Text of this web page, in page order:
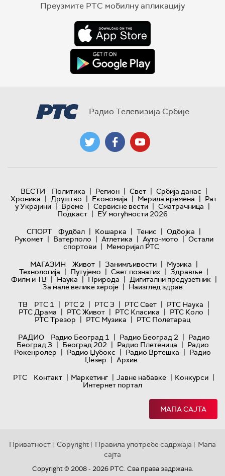
Преузмите РТС мобилну апликацију
Радио Телевизија Србије
ВЕСТИ Политика | Регион | Свет | Србија данас |
Хроника | Друштво | Економија | Мерила времена | Рат
у Украјини | Време | Сервисне вести | Сматрачница |
Подкаст | ЕУ могућности 2026
СПОРТ
Фудбал | Кошарка | Тенис | Одбојка |
Рукомет | Ватерполо | Атлетика | Ауто-мото | Остали
спортови | Меморијал РТС
МАГАЗИН
Живот | Занимљивости | Музика |
Технологијa | Путујемо | Свет познатих | Здравље |
Филм и ТВ | Наука | Природа | Дигитални предузетник |
За мале велике хероје | Наизглед здрав
ТВ
РТС 1 | РТС 2 | РТС 3 | РТС Свет | РТС Наука |
РТС Драма | РТС Живот | РТС Класика | РТС Коло |
РТС Трезор | РТС Музика | РТС Полетарац
РАДИО
Радио Београд 1 | Радио Београд 2 | Радио
Београд 3 | Београд 202 | Радио Плетеница | Радио
Рокенролер | Радио Џубокс | Радио Вртешка | Радио
Џезер | Архив
РТС
Контакт | Маркетинг | Јавне набавке | Конкурси |
Интернет портал
МАПА САЈТА
Приватност | Copyright | Правила употребе садржаја | Мапа
сајта
Copyright © 2008 - 2026 РТС. Сва права задржана.